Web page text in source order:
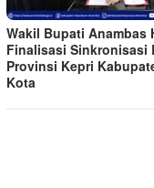
Wakil Bupati Anambas
Finalisasi Sinkronisasi
Provinsi Kepri
Kota